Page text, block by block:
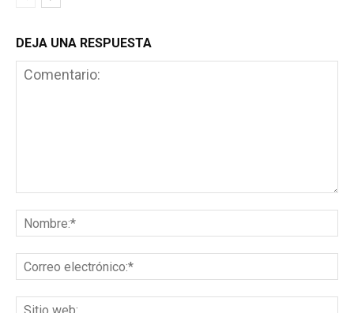
DEJA UNA RESPUESTA